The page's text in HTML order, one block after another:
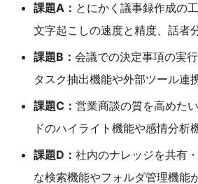
課題A： とにかく議事録作成の
文字起こしの速度と精度、話者
課題B： 会議での決定事項の実
タスク抽出機能や外部ツール連
課題C： 営業商談の質を高めた
ドのハイライト機能や感情分析
課題D： 社内のナレッジを共有
な検索機能やフォルダ管理機能